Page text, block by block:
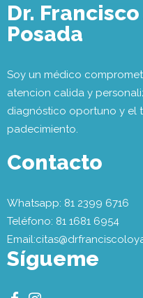
Dr.
Posada
Soy un médico
atencion calida y
diagnóstico oportuno y el
padecimiento.
Contacto
Whatsapp: 81 2399 6716
Teléfono: 81 1681 6954
Sígueme